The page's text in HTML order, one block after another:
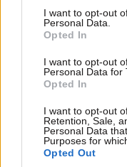
consent section.
I want to opt-out
Personal Data.
Opted In
I want to opt-out
Personal Data for
Opted In
I want to opt-out
Retention, Sale,
Personal Data
Purposes for
Opted Out